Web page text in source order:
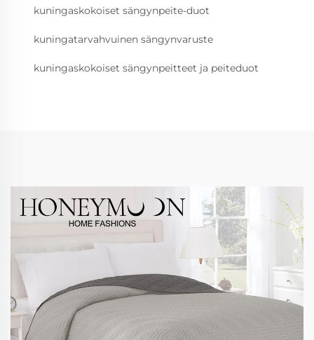
kuningaskokoiset sängynpeite-duot
kuningatarvahvuinen sängynvaruste
kuningaskokoiset sängynpeitteet ja peiteduot